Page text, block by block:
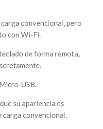
convencional, pero
con Wi-Fi.
de forma remota,
USB.
su apariencia es
carga convencional.